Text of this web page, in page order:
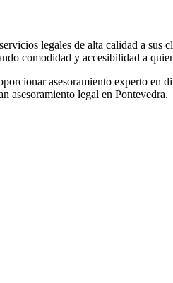
legales de alta calidad a
comodidad y accesibilidad a
asesoramiento experto en
asesoramiento legal en Pontevedra.